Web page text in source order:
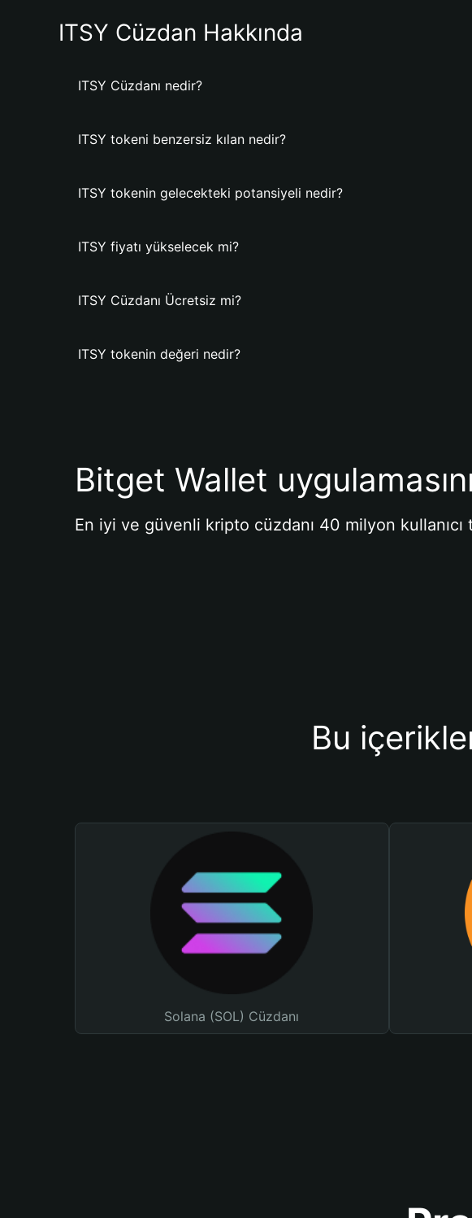
ITSY Cüzdan Hakkında
ITSY Cüzdanı nedir?
ITSY tokeni benzersiz kılan nedir?
ITSY tokenin gelecekteki potansiyeli nedir?
ITSY fiyatı yükselecek mi?
ITSY Cüzdanı Ücretsiz mi?
ITSY tokenin değeri nedir?
Bitget Wallet
En iyi ve güvenli kripto cüzdanı 40 milyon kullanıcı
Bu
Solana (SOL) Cüzdanı